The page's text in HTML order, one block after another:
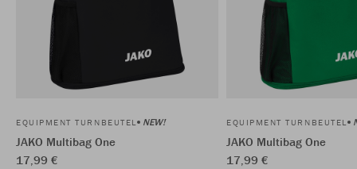
EQUIPMENT TURNBEUTEL NEW!
JAKO Multibag One
17,99 €
EQUIPMENT TURNBEUTEL
JAKO Multibag One
17,99 €